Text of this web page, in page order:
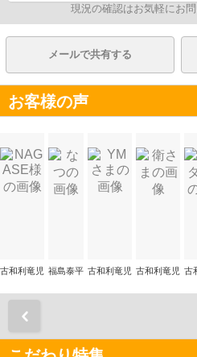
現況の確認はお気軽にお問
メールで共有する
お客様の声
古和利竜児 福島泰平 古和利竜児 古和利竜児 古